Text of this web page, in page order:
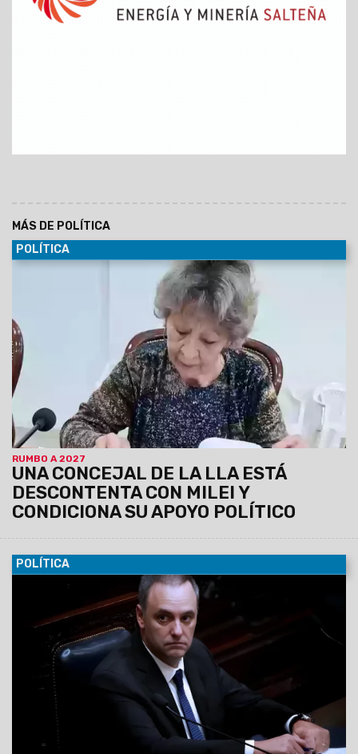
MÁS DE POLÍTICA
POLÍTICA
RUMBO A 2027
UNA CONCEJAL DE LA LLA ESTÁ
DESCONTENTA CON MILEI Y
CONDICIONA SU APOYO POLÍTICO
En medio de la crisis económica que golpea a
los jubilados, la concejal Mirta Edith Copes —integrante del
bloque de La Libertad Avanza en el Concejo Deliberante de
dejó trascender su descontento con la gestión
nacional y sembró dudas sobre si volverá a acompañar
a Javier Milei en una futura elección.
POLÍTICA
El Presidente Javier Milei retorna este sábado
a la Argentina de su viaje a España, y podrían generarse
definiciones sobre la inminente salida del todavía Jefe de
Gabinete. Karina Milei, se reunió esta tarde con el Ministro del
Interior, Diego Santilli; con Martín Menem; con Toto Caputo; y
con el Canciller, Pablo Quirno.El Caso Adorni le generó un
tremendo desgaste político al Gobierno Nacional, en
medio de la investigación de la Justicia y la crítica
masiva del Congreso.